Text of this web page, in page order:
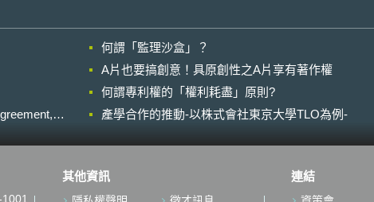
and
and
Staff)規
指導原則，
設備資訊系
療影像傳
利用本身的科研資源，與業界或學術
界共同合作促進保健藥品和原型
（prototype）開發與產品進一步的商
業化量產。此外，業界也可利用本身
私部門的研發力量，介接在國家層級
最先進的技術研究合作。 研發合
府補助研發成果之智慧財產權，透過
動，以促進科學技術知識之發展轉化
為具有市場價值之商業化用途。配合
駁回
公開傳
包括
何謂「監理沙盒」？
A片也要搞創意！具原創性之A片享有著作權
何謂專利權的「權利耗盡」原則?
產學合作的推動-以株式會社東京大學TLO為例-
其他資訊 連結